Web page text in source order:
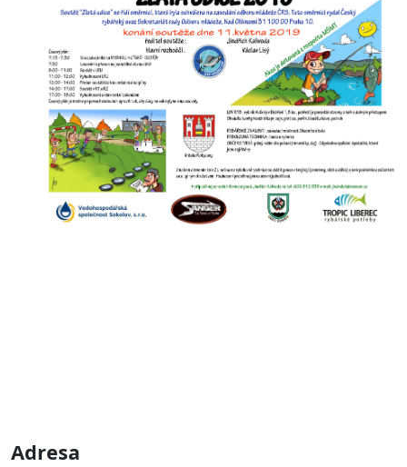
Adresa